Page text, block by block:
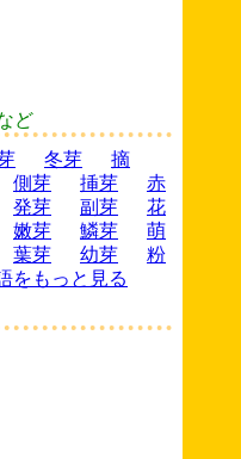
ど
冬芽
摘
側芽 挿芽
赤
発芽 副芽
花
嫩芽 鱗芽
萌
葉芽 幼芽
粉
をもっと見る